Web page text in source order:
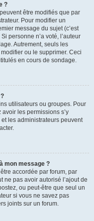
?
être modifiés que par
Pour modifier un
message du sujet (c’est
personne n’a voté, l’auteur
Autrement, seuls les
ou le supprimer. Ceci
en cours de sondage.
utilisateurs ou groupes. Pour
les permissions s’y
les administrateurs peuvent
mon message ?
accordée par forum, par
ne pas avoir autorisé l’ajout de
ou peut-être que seul un
si vous ne savez pas
joints sur un forum.